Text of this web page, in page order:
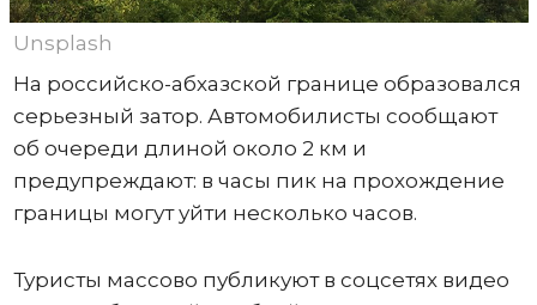
Unsplash
На российско-абхазской границе образовался
серьезный затор. Автомобилисты сообщают
об очереди длиной около 2 км и
предупреждают: в часы пик на прохождение
границы могут уйти несколько часов.
Туристы массово публикуют в соцсетях видео